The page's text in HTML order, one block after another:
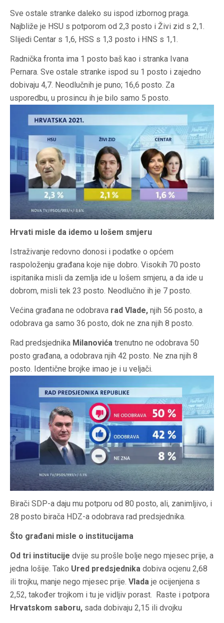
Sve ostale stranke daleko su ispod izbornog praga.
Najbliže je HSU s potporom od 2,3 posto i Živi zid s 2,1.
Slijedi Centar s 1,6, HSS s 1,3 posto i HNS s 1,1.
Radnička fronta ima 1 posto baš kao i stranka Ivana
Pernara. Sve ostale stranke ispod su 1 posto i zajedno
dobivaju 4,7. Neodlučnih je puno; 16,6 posto. Za
usporedbu, u prosincu ih je bilo samo 5 posto.
Hrvati misle da idemo u lošem smjeru
Istraživanje redovno donosi i podatke o općem
raspoloženju građana koje nije dobro. Visokih 70 posto
ispitanika misli da zemlja ide u lošem smjeru, a da ide u
dobrom, misli tek 23 posto. Neodlučno ih je 7 posto.
Većina građana ne odobrava rad Vlade, njih 56 posto, a
odobrava ga samo 36 posto, dok ne zna njih 8 posto.
Rad predsjednika Milanovića trenutno ne odobrava 50
posto građana, a odobrava njih 42 posto. Ne zna njih 8
posto. Identične brojke imao je i u veljači.
Birači SDP-a daju mu potporu od 80 posto, ali, zanimljivo, i
28 posto birača HDZ-a odobrava rad predsjednika.
Što građani misle o institucijama
Od tri institucije dvije su prošle bolje nego mjesec prije, a
jedna lošije. Tako Ured predsjednika dobiva ocjenu 2,68
ili trojku, manje nego mjesec prije. Vlada je ocijenjena s
2,52, također trojkom i tu je vidljiv porast. Raste i potpora
Hrvatskom saboru, sada dobivaju 2,15 ili dvojku